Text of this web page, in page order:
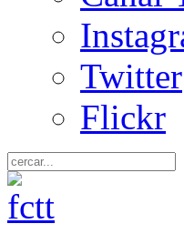
Twitter
Flickr